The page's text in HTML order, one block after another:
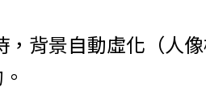
，背景自動虛化（人